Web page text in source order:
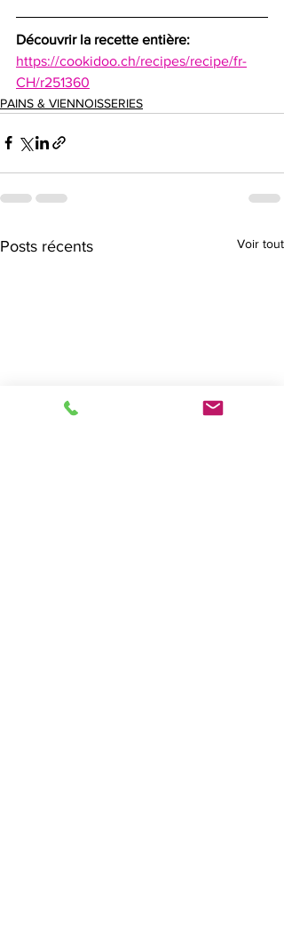
Découvrir la recette entière:
https://cookidoo.ch/recipes/recipe/fr-
CH/r251360
PAINS & VIENNOISSERIES
Posts récents Voir tout